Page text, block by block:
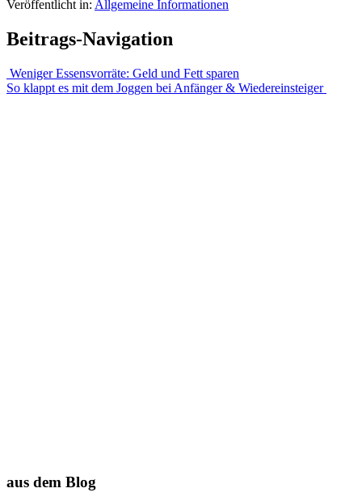
Veröffentlicht in: Allgemeine Informationen
Beitrags-Navigation
Weniger Essensvorräte: Geld und Fett sparen
So klappt es mit dem Joggen bei Anfänger & Wiedereinsteiger
aus dem Blog